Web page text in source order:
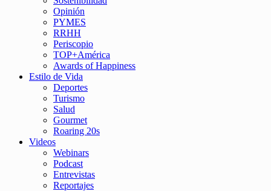
Opinión
PYMES
RRHH
Periscopio
TOP+América
Awards of Happiness
Estilo de Vida
Deportes
Turismo
Salud
Gourmet
Roaring 20s
Videos
Webinars
Podcast
Entrevistas
Reportajes